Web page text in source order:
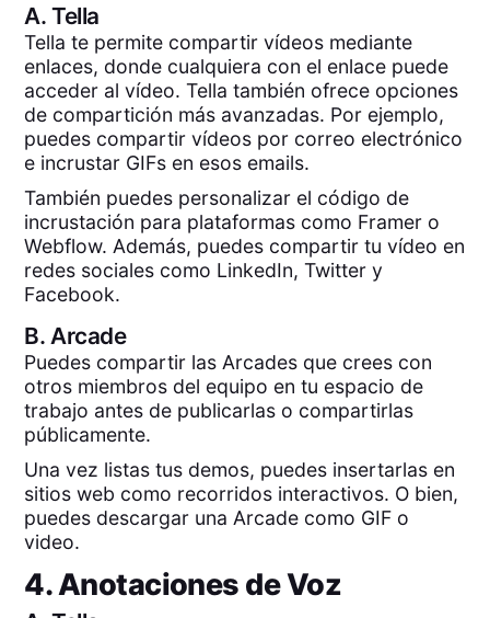
A.Tella
Tella te permite compartir vídeos mediante
enlaces, donde cualquiera con el enlace puede
acceder al vídeo. Tella también ofrece opciones
de compartición más avanzadas. Por ejemplo,
puedes compartir vídeos por correo electrónico
e incrustar GIFs en esos emails.
También puedes personalizar el código de
incrustación para plataformas como Framer o
Webflow. Además, puedes compartir tu vídeo en
redes sociales como LinkedIn, Twitter y
Facebook.
B. Arcade
Puedes compartir las Arcades que crees con
otros miembros del equipo en tu espacio de
trabajo antes de publicarlas o compartirlas
públicamente.
Una vez listas tus demos, puedes insertarlas en
sitios web como recorridos interactivos. O bien,
puedes descargar una Arcade como GIF o
video.
4. Anotaciones de Voz